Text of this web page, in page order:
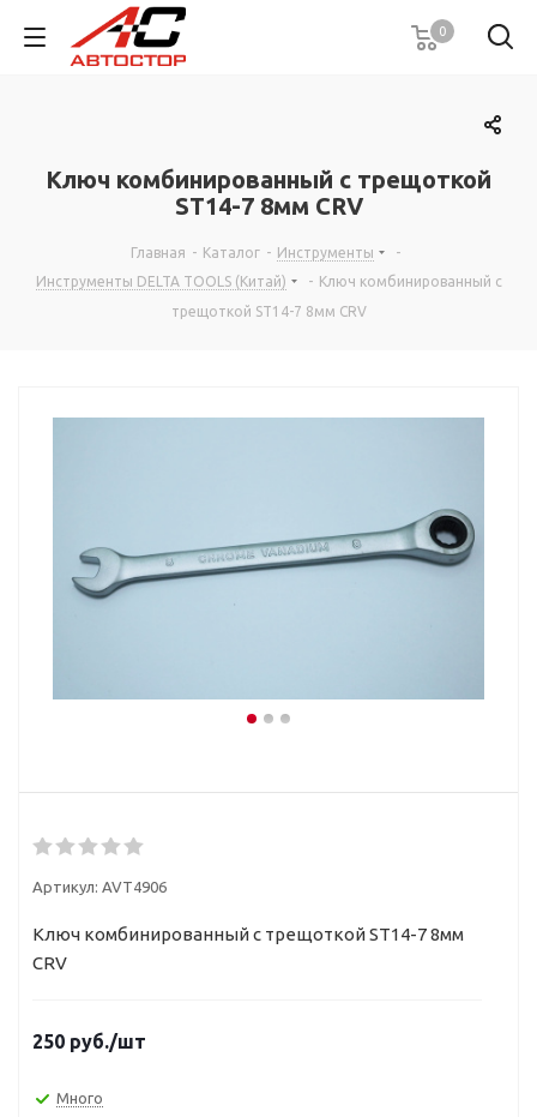
0
Ключ комбинированный с трещоткой
ST14-7 8мм CRV
Главная - Каталог - Инструменты
-
Инструменты DELTA TOOLS (Китай)
- Ключ комбинированный с
трещоткой ST14-7 8мм CRV
Артикул: AVT4906
Ключ комбинированный с трещоткой ST14-7 8мм
CRV
250 руб./шт
Много